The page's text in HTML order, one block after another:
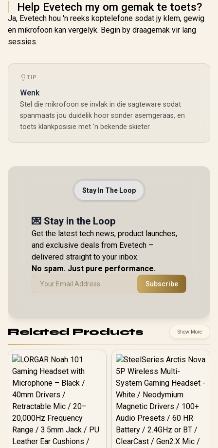
Help Evetech my om gemak te toets?
Ja, Evetech hou 'n reeks koptelefone sodat jy klem, gewig
en mikrofoon kan vergelyk. Begin by draagemak vir lang
sessies.
TIP
Wenk
Stel die mikrofoon se invlak in die sagteware sodat
spanmaats jou duidelik hoor sonder asemgeraas, en
toets klankposisie met 'n bekende skieter.
Stay In The Loop
💌 Stay in the Loop
Get the latest tech news, product launches,
and exclusive deals from Evetech –
delivered straight to your inbox.
No spam. Just pure performance.
Subscribe
Related Products Show More